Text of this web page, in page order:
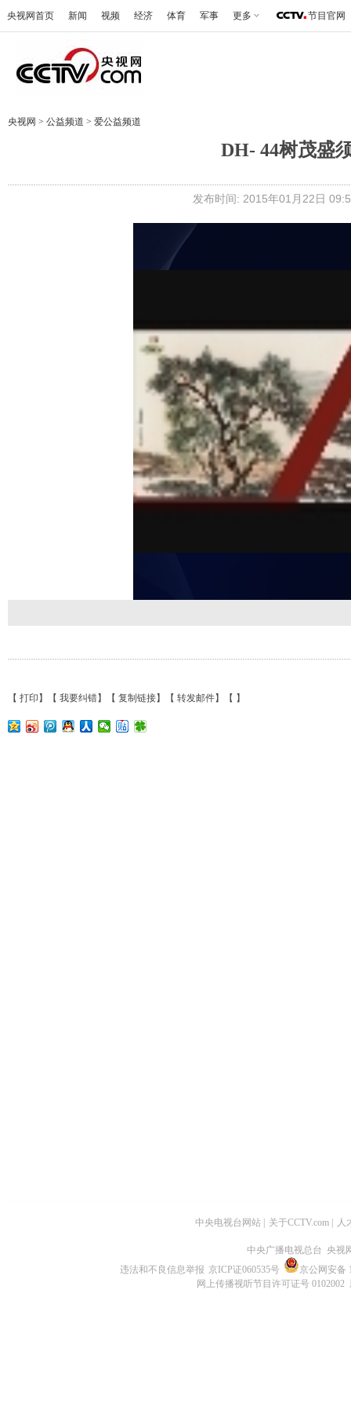
央视网首页 新闻 视频 经济 体育 军事 更多 节目官网
央视网 > 公益频道 > 爱公益频道
DH- 44树茂盛
发布时间: 2015年01月22日
【 打印 】【 我要纠错】【 复制链接】【 转发邮件】【 】
中央电视台网站 | 关于CCTV.com | 人
中央广播电视总台 央视
违法和不良信息举报 京ICP证060535号
京公网安备
网上传播视听节目许可证号 0102002